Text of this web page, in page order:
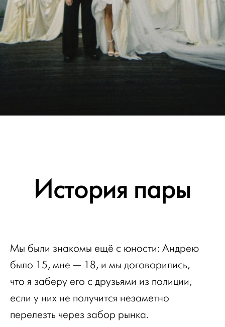
История пары
Мы были знакомы ещё с юности: Андрею
было 15, мне — 18, и мы договорились,
что я заберу его с друзьями из полиции,
если у них не получится незаметно
перелезть через забор рынка.